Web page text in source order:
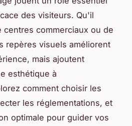
des visiteurs. Qu'il
commerciaux ou de
repères visuels améliorent
mais ajoutent
esthétique à
comment choisir les
les réglementations, et
optimale pour guider vos